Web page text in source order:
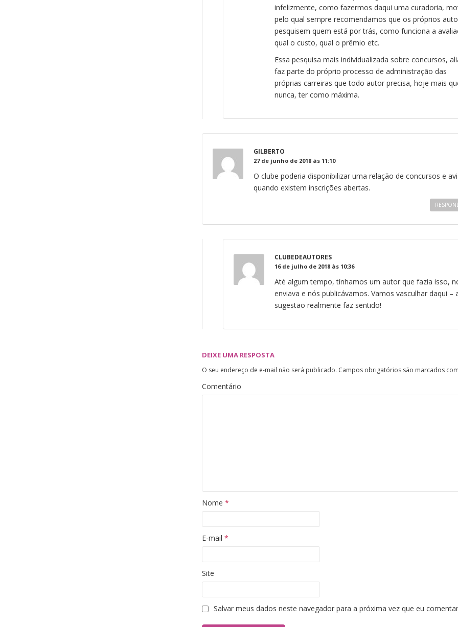
infelizmente, como fazermos daqui uma curadoria,
pelo qual sempre recomendamos que os próprios
pesquisem quem está por trás, como funciona a
qual o custo, qual o prêmio etc.
Essa pesquisa mais individualizada sobre concursos,
faz parte do próprio processo de administração das
próprias carreiras que todo autor precisa, hoje mais
nunca, ter como máxima.
GILBERTO
27 de junho de 2018 às 11:10
O clube poderia disponibilizar uma relação de concursos e
quando existem inscrições abertas.
CLUBEDEAUTORES
16 de julho de 2018 às 10:36
Até algum tempo, tínhamos um autor que fazia isso,
enviava e nós publicávamos. Vamos vasculhar daqui –
sugestão realmente faz sentido!
DEIXE UMA RESPOSTA
O seu endereço de e-mail não será publicado. Campos obrigatórios são marcados com
Comentário
Nome *
E-mail *
Site
Salvar meus dados neste navegador para a próxima vez que eu